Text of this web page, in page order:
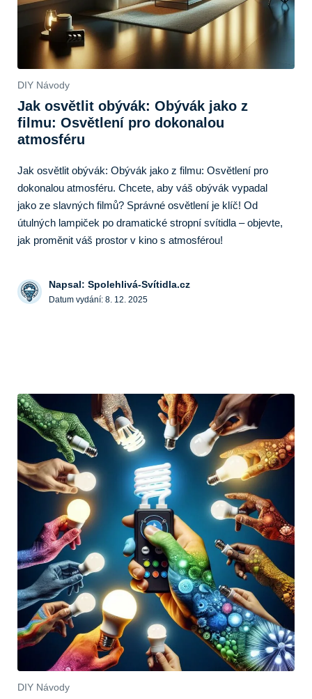
DIY Návody
Jak osvětlit obývák: Obývák jako z
filmu: Osvětlení pro dokonalou
atmosféru
Jak osvětlit obývák: Obývák jako z filmu: Osvětlení pro
dokonalou atmosféru. Chcete, aby váš obývák vypadal
jako ze slavných filmů? Správné osvětlení je klíč! Od
útulných lampiček po dramatické stropní svítidla – objevte,
jak proměnit váš prostor v kino s atmosférou!
Napsal: Spolehlivá-Svítidla.cz
Datum vydání: 8. 12. 2025
DIY Návody